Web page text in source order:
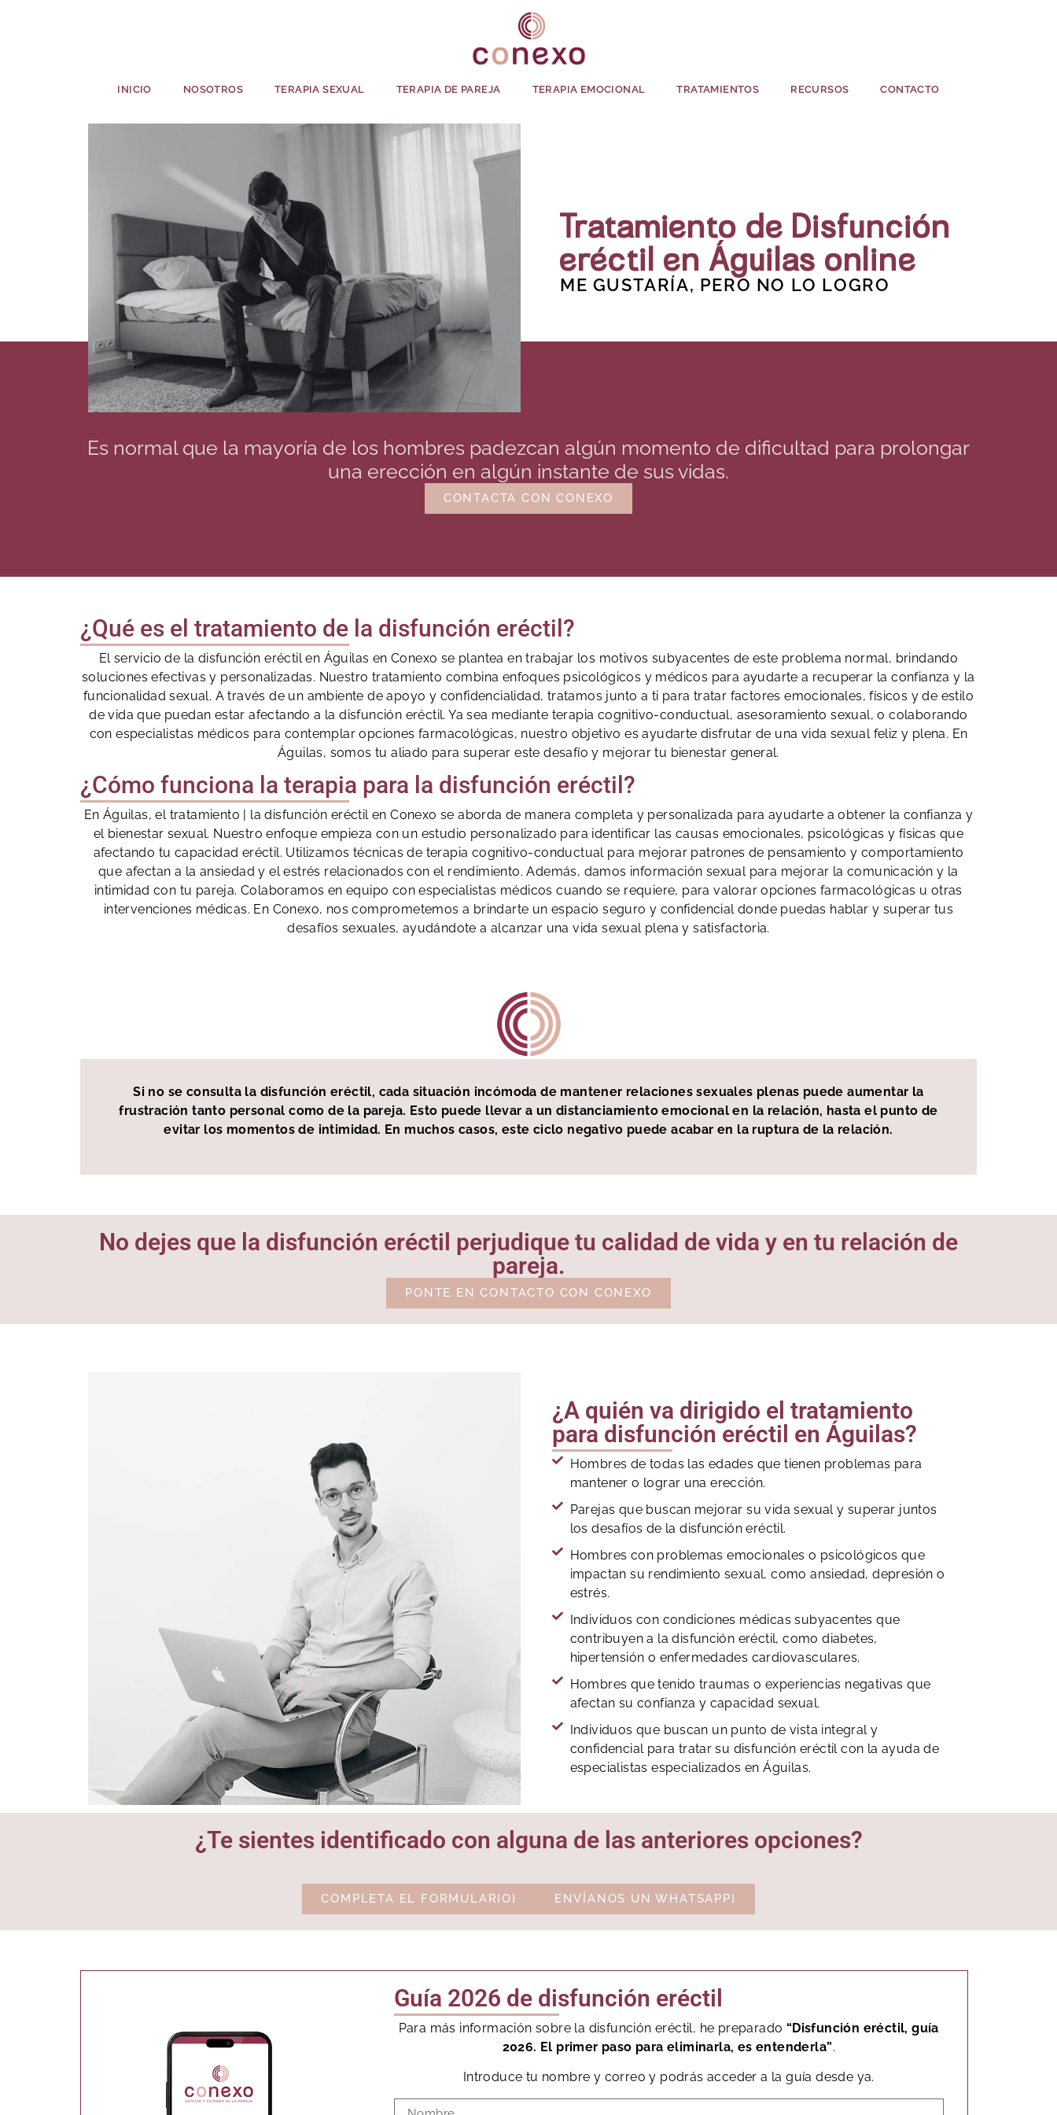
INICIO NOSOTROS TERAPIA SEXUAL TERAPIA DE PAREJA TERAPIA EMOCIONAL TRATAMIENTOS RECURSOS CONTACTO
Tratamiento de Disfunción
eréctil en Águilas online
ME GUSTARÍA, PERO NO LO LOGRO
Es normal que la mayoría de los hombres padezcan algún momento de dificultad para prolongar
una erección en algún instante de sus vidas.
CONTACTA CON CONEXO
¿Qué es el tratamiento de la disfunción eréctil?
El servicio de la disfunción eréctil en Águilas en Conexo se plantea en trabajar los motivos subyacentes de este problema normal, brindando
soluciones efectivas y personalizadas. Nuestro tratamiento combina enfoques psicológicos y médicos para ayudarte a recuperar la confianza y la
funcionalidad sexual. A través de un ambiente de apoyo y confidencialidad, tratamos junto a ti para tratar factores emocionales, físicos y de estilo
de vida que puedan estar afectando a la disfunción eréctil. Ya sea mediante terapia cognitivo-conductual, asesoramiento sexual, o colaborando
con especialistas médicos para contemplar opciones farmacológicas, nuestro objetivo es ayudarte disfrutar de una vida sexual feliz y plena. En
Águilas, somos tu aliado para superar este desafío y mejorar tu bienestar general.
¿Cómo funciona la terapia para la disfunción eréctil?
En Águilas, el tratamiento | la disfunción eréctil en Conexo se aborda de manera completa y personalizada para ayudarte a obtener la confianza y
el bienestar sexual. Nuestro enfoque empieza con un estudio personalizado para identificar las causas emocionales, psicológicas y físicas que
afectando tu capacidad eréctil. Utilizamos técnicas de terapia cognitivo-conductual para mejorar patrones de pensamiento y comportamiento
que afectan a la ansiedad y el estrés relacionados con el rendimiento. Además, damos información sexual para mejorar la comunicación y la
intimidad con tu pareja. Colaboramos en equipo con especialistas médicos cuando se requiere, para valorar opciones farmacológicas u otras
intervenciones médicas. En Conexo, nos comprometemos a brindarte un espacio seguro y confidencial donde puedas hablar y superar tus
desafíos sexuales, ayudándote a alcanzar una vida sexual plena y satisfactoria.
Si no se consulta la disfunción eréctil, cada situación incómoda de mantener relaciones sexuales plenas puede aumentar la
frustración tanto personal como de la pareja. Esto puede llevar a un distanciamiento emocional en la relación, hasta el punto de
evitar los momentos de intimidad. En muchos casos, este ciclo negativo puede acabar en la ruptura de la relación.
No dejes que la disfunción eréctil perjudique tu calidad de vida y en tu relación de
pareja.
PONTE EN CONTACTO CON CONEXO
¿A quién va dirigido el tratamiento
para disfunción eréctil en Águilas?
Hombres de todas las edades que tienen problemas para
mantener o lograr una erección.
Parejas que buscan mejorar su vida sexual y superar juntos
los desafíos de la disfunción eréctil.
Hombres con problemas emocionales o psicológicos que
impactan su rendimiento sexual, como ansiedad, depresión o
estrés.
Individuos con condiciones médicas subyacentes que
contribuyen a la disfunción eréctil, como diabetes,
hipertensión o enfermedades cardiovasculares.
Hombres que tenido traumas o experiencias negativas que
afectan su confianza y capacidad sexual.
Individuos que buscan un punto de vista integral y
confidencial para tratar su disfunción eréctil con la ayuda de
especialistas especializados en Águilas.
¿Te sientes identificado con alguna de las anteriores opciones?
COMPLETA EL FORMULARIO} ENVÍANOS UN WHATSAPP}
Guía 2026 de disfunción eréctil
Para más información sobre la disfunción eréctil, he preparado “Disfunción eréctil, guía
2026. El primer paso para eliminarla, es entenderla”.
Introduce tu nombre y correo y podrás acceder a la guía desde ya.